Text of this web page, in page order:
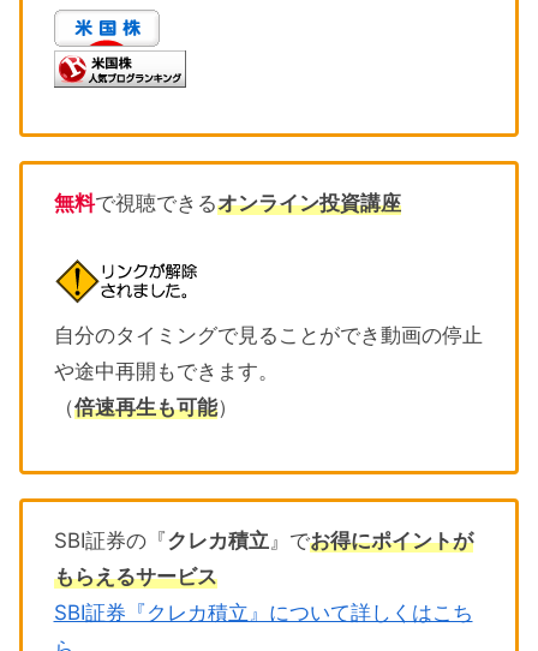
無料で視聴できるオンライン投資講座
自分のタイミングで見ることができ動画の停止
や途中再開もできます。
（倍速再生も可能）
SBI証券の『クレカ積立』でお得にポイントが
もらえるサービス
SBI証券『クレカ積立』について詳しくはこち